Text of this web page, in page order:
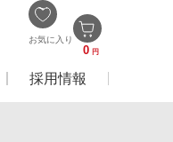
お気に入り
0 円
採用情報